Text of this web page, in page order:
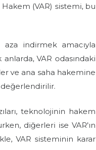
(VAR) sistemi, bu
indirmek amacıyla
VAR odasındaki
ve ana saha hakemine
teknolojinin hakem
diğerleri ise VAR'ın
VAR sisteminin karar